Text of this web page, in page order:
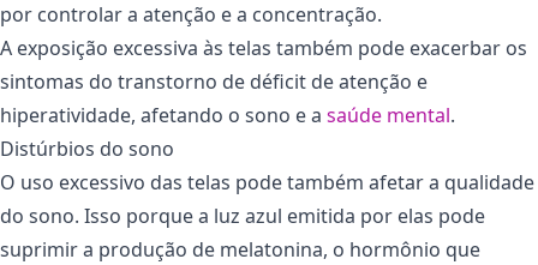
por controlar a atenção e a concentração.
A exposição excessiva às telas também pode exacerbar os
sintomas do transtorno de déficit de atenção e
hiperatividade, afetando o sono e a saúde mental.
Distúrbios do sono
O uso excessivo das telas pode também afetar a qualidade
do sono. Isso porque a luz azul emitida por elas pode
suprimir a produção de melatonina, o hormônio que